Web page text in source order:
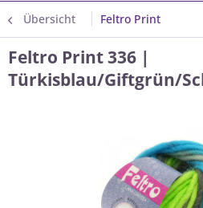
Übersicht Feltro Print
Feltro Print 336 |
Türkisblau/Giftgrün/